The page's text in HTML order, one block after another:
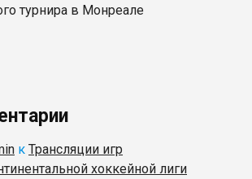
турнира в Монреале
к Трансляции игр
хоккейной лиги